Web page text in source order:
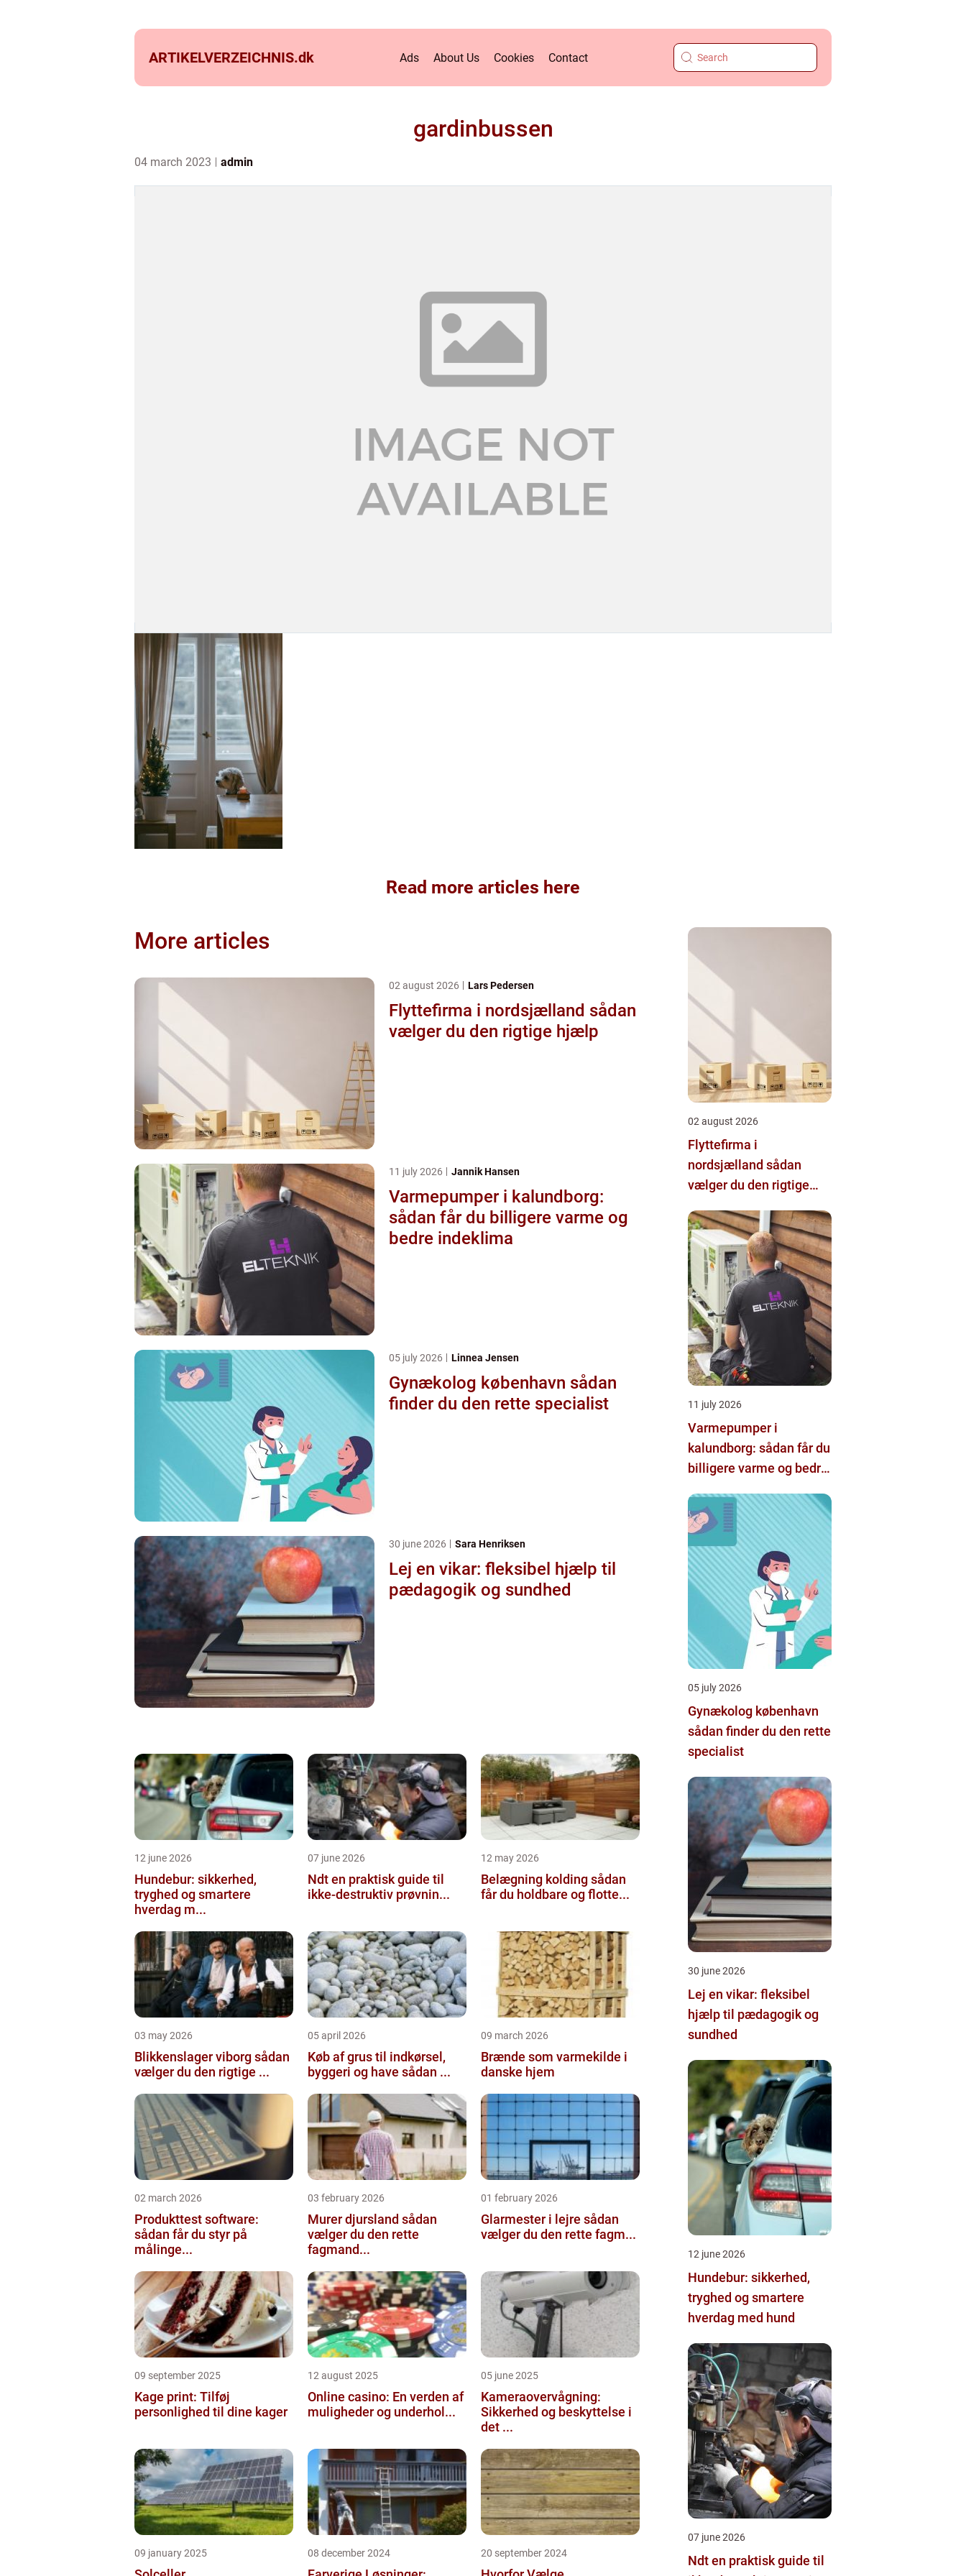
ARTIKELVERZEICHNIS.dk Ads About Us Cookies Contact
gardinbussen
04 march 2023 admin
Read more articles here
More articles
02 august 2026 Lars Pedersen
Flyttefirma i nordsjælland sådan
vælger du den rigtige hjælp
11 july 2026 Jannik Hansen
Varmepumper i kalundborg:
sådan får du billigere varme og
bedre indeklima
05 july 2026 Linnea Jensen
Gynækolog københavn sådan
finder du den rette specialist
30 june 2026 Sara Henriksen
Lej en vikar: fleksibel hjælp til
pædagogik og sundhed
12 june 2026
Hundebur: sikkerhed,
tryghed og smartere
hverdag m...
07 june 2026
Ndt en praktisk guide til
ikke-destruktiv prøvnin...
12 may 2026
Belægning kolding sådan
får du holdbare og flotte...
03 may 2026
Blikkenslager viborg sådan
vælger du den rigtige ...
05 april 2026
Køb af grus til indkørsel,
byggeri og have sådan ...
09 march 2026
Brænde som varmekilde i
danske hjem
02 march 2026
Produkttest software:
sådan får du styr på
målinge...
03 february 2026
Murer djursland sådan
vælger du den rette
fagmand...
01 february 2026
Glarmester i lejre sådan
vælger du den rette fagm...
09 september 2025
Kage print: Tilføj
personlighed til dine kager
12 august 2025
Online casino: En verden af
muligheder og underhol...
05 june 2025
Kameraovervågning:
Sikkerhed og beskyttelse i
det ...
09 january 2025 08 december 2024 20 september 2024
02 august 2026
Flyttefirma i
nordsjælland sådan
vælger du den rigtige
11 july 2026
Varmepumper i
kalundborg: sådan får du
billigere varme og bedre
05 july 2026
Gynækolog københavn
sådan finder du den rette
specialist
30 june 2026
Lej en vikar: fleksibel
hjælp til pædagogik og
sundhed
12 june 2026
Hundebur: sikkerhed,
tryghed og smartere
hverdag med hund
07 june 2026
Ndt en praktisk guide til